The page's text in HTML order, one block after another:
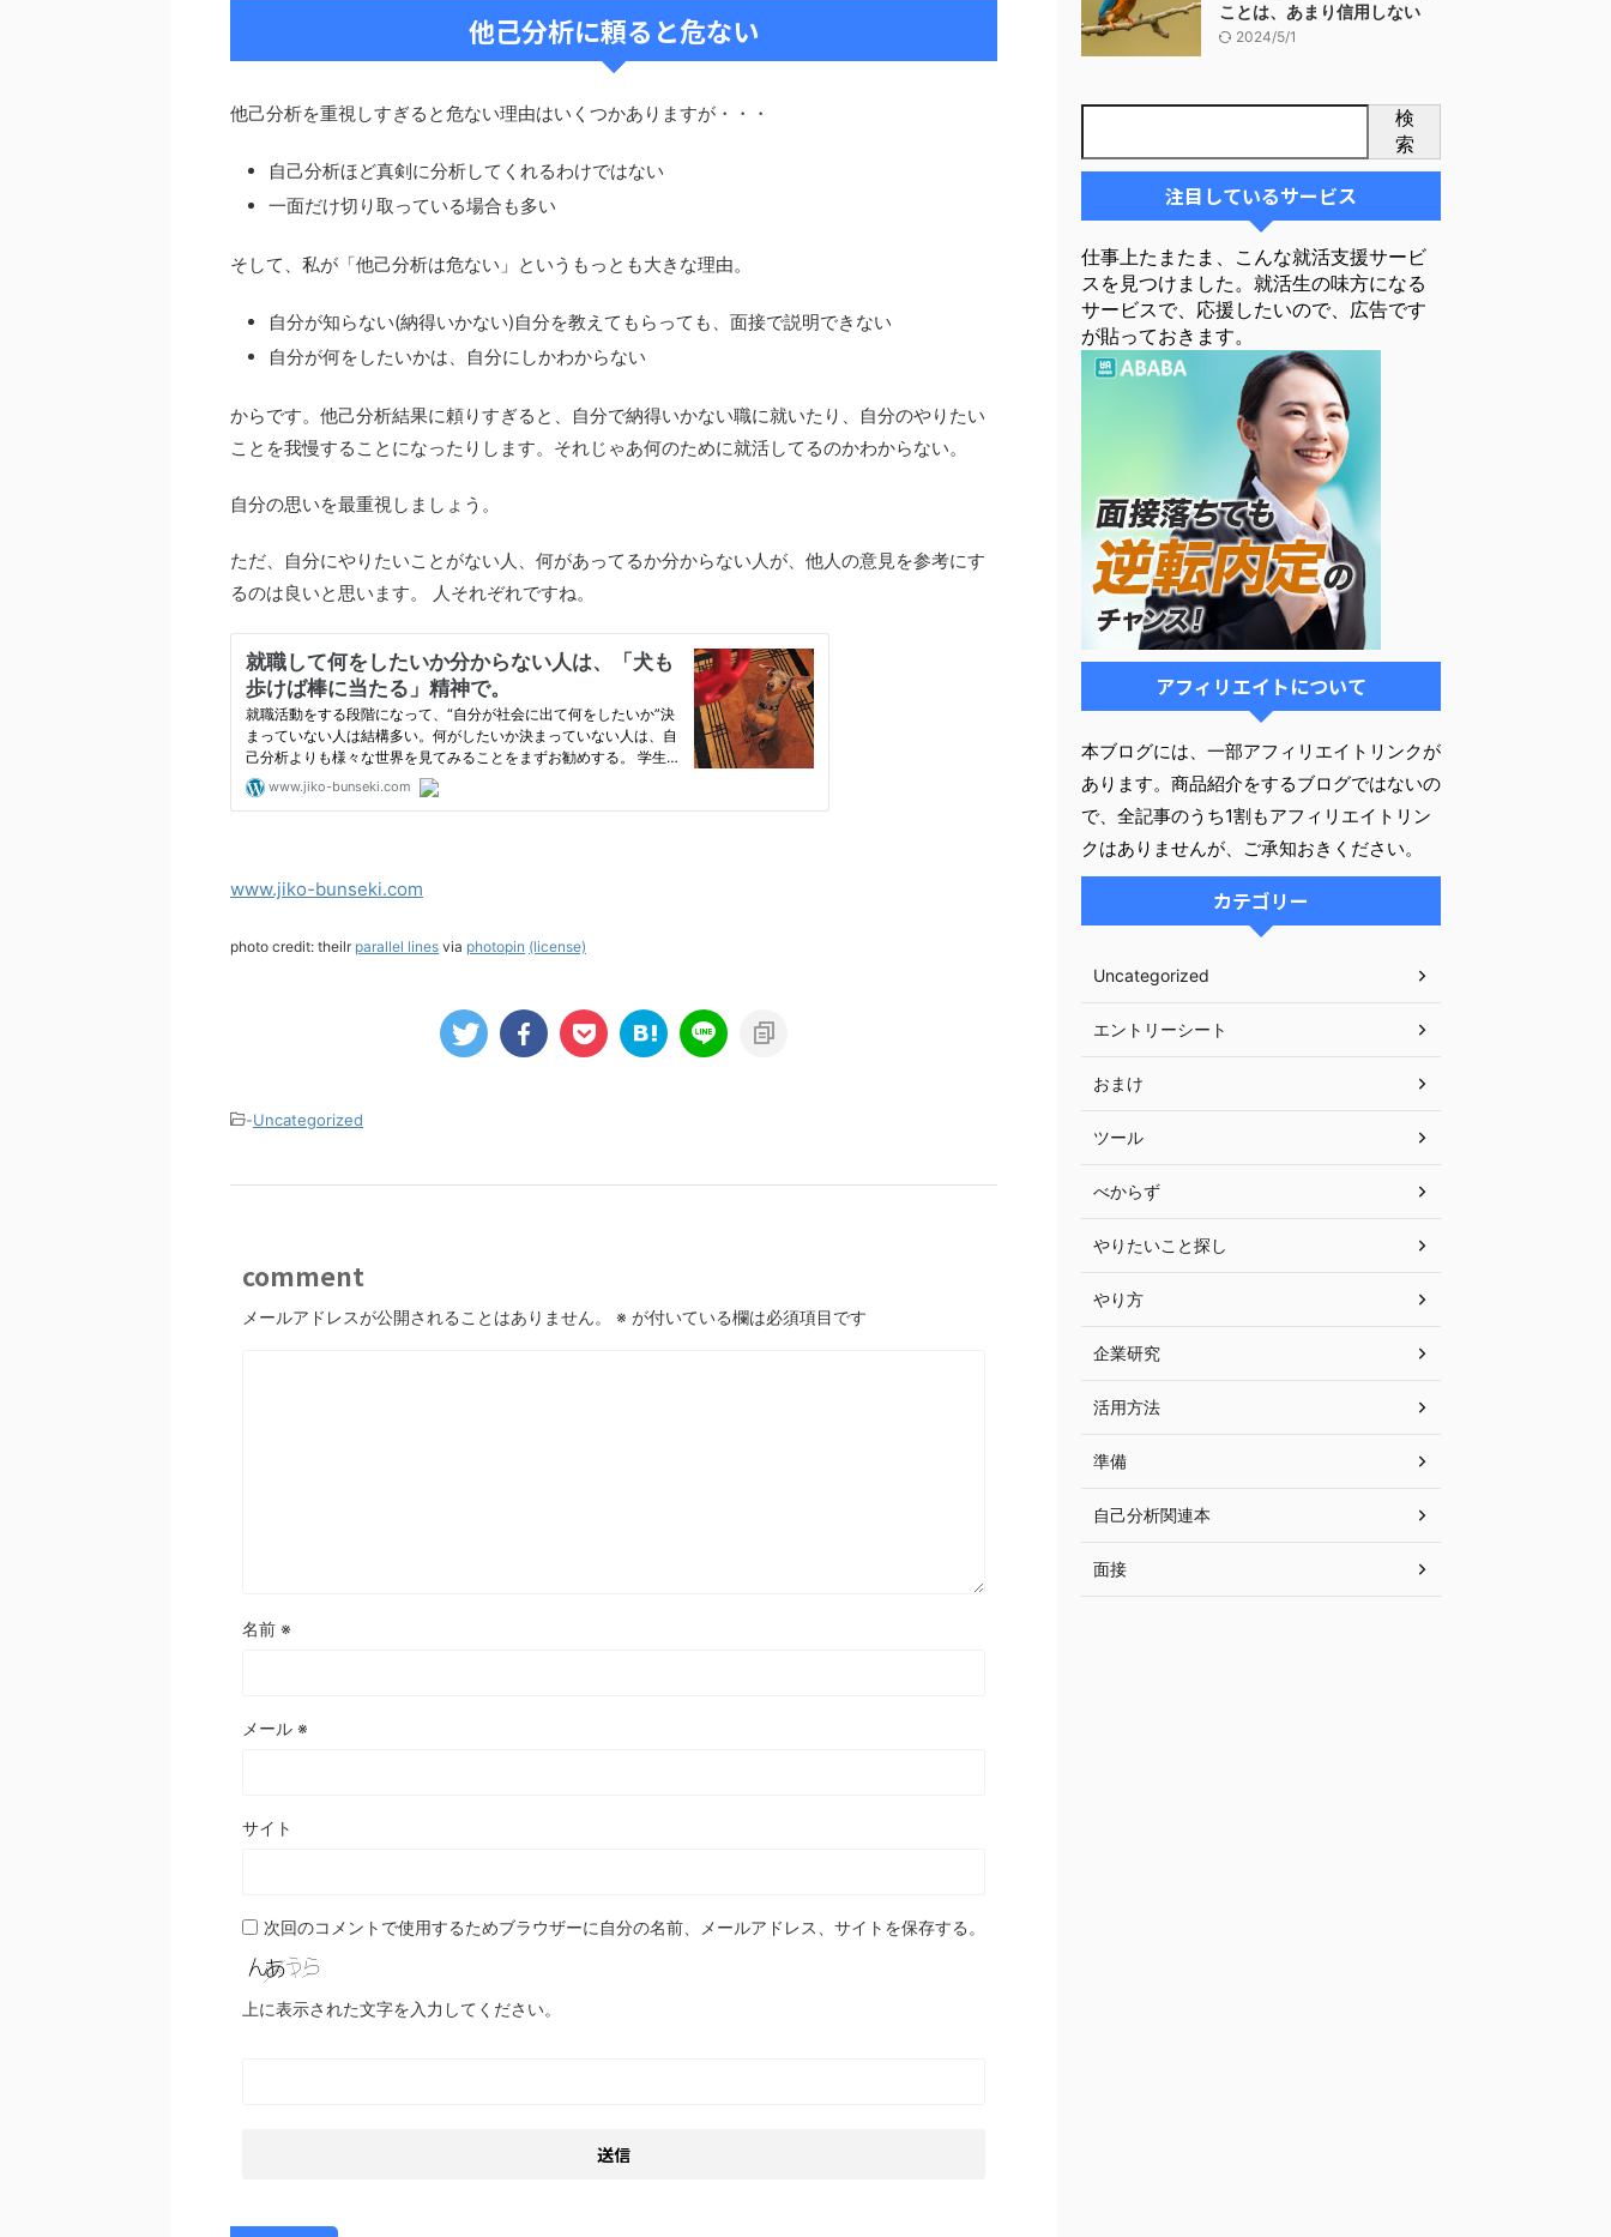
他己分析に頼ると危ない
他己分析を重視しすぎると危ない理由はいくつかありますが・・・
自己分析ほど真剣に分析してくれるわけではない
一面だけ切り取っている場合も多い
そして、私が「他己分析は危ない」というもっとも大きな理由。
自分が知らない(納得いかない)自分を教えてもらっても、面接で説明できない
自分が何をしたいかは、自分にしかわからない
からです。他己分析結果に頼りすぎると、自分で納得いかない職に就いたり、自分のやりたい
ことを我慢することになったりします。それじゃあ何のために就活してるのかわからない。
自分の思いを最重視しましょう。
ただ、自分にやりたいことがない人、何があってるか分からない人が、他人の意見を参考にす
るのは良いと思います。 人それぞれですね。
www.jiko-bunseki.com
photo credit: theilr parallel lines via photopin (license)
-Uncategorized
comment
メールアドレスが公開されることはありません。 ※ が付いている欄は必須項目です
名前 ※
メール ※
サイト
次回のコメントで使用するためブラウザーに自分の名前、メールアドレス、サイトを保存する。
上に表示された文字を入力してください。
ことは、あまり信用しない
2024/5/1
検
索
注目しているサービス
仕事上たまたま、こんな就活支援サービ
スを見つけました。就活生の味方になる
サービスで、応援したいので、広告です
が貼っておきます。
アフィリエイトについて
本ブログには、一部アフィリエイトリンクが
あります。商品紹介をするブログではないの
で、全記事のうち1割もアフィリエイトリン
クはありませんが、ご承知おきください。
カテゴリー
Uncategorized
エントリーシート
おまけ
ツール
べからず
やりたいこと探し
やり方
企業研究
活用方法
準備
自己分析関連本
面接